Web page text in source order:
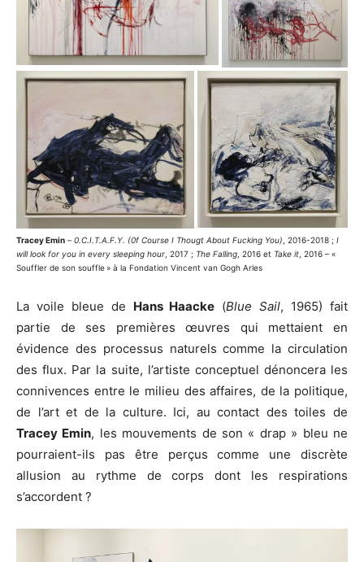
Tracey Emin – 0.C.I.T.A.F.Y. (0f Course I Thougt About Fucking You) , 2016-2018 ; I
will look for you in every sleeping hour , 2017 ; The Falling , 2016 et Take it , 2016 – «
Souffler de son souffle » à la Fondation Vincent van Gogh Arles
La voile bleue de Hans Haacke (Blue Sail, 1965) fait
partie de ses premières œuvres qui mettaient en
évidence des processus naturels comme la circulation
des flux. Par la suite, l’artiste conceptuel dénoncera les
connivences entre le milieu des affaires, de la politique,
de l’art et de la culture. Ici, au contact des toiles de
Tracey Emin, les mouvements de son « drap » bleu ne
pourraient-ils pas être perçus comme une discrète
allusion au rythme de corps dont les respirations
s’accordent ?